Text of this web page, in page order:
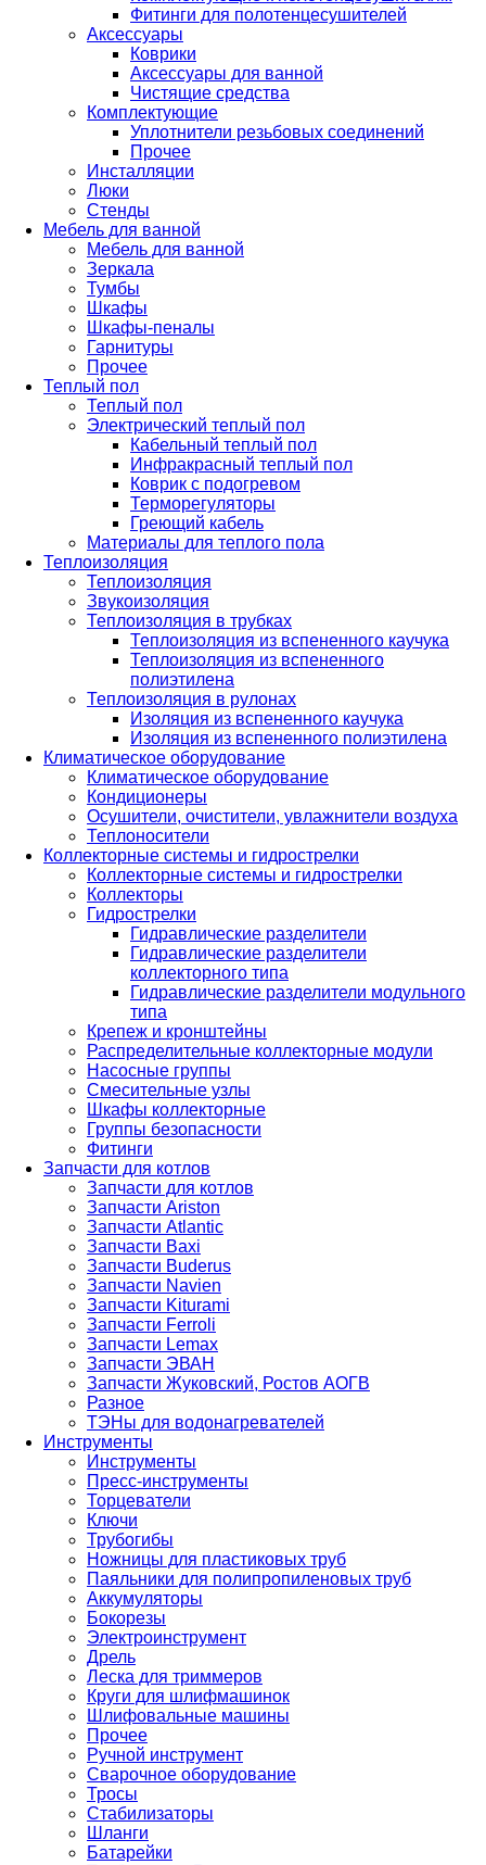
Фитинги для полотенцесушителей
Аксессуары
Коврики
Аксессуары для ванной
Чистящие средства
Комплектующие
Уплотнители резьбовых соединений
Прочее
Инсталляции
Люки
Стенды
Мебель для ванной
Мебель для ванной
Зеркала
Тумбы
Шкафы
Шкафы-пеналы
Гарнитуры
Прочее
Теплый пол
Теплый пол
Электрический теплый пол
Кабельный теплый пол
Инфракрасный теплый пол
Коврик с подогревом
Терморегуляторы
Греющий кабель
Материалы для теплого пола
Теплоизоляция
Теплоизоляция
Звукоизоляция
Теплоизоляция в трубках
Теплоизоляция из вспененного каучука
Теплоизоляция из вспененного
полиэтилена
Теплоизоляция в рулонах
Изоляция из вспененного каучука
Изоляция из вспененного полиэтилена
Климатическое оборудование
Климатическое оборудование
Кондиционеры
Осушители, очистители, увлажнители воздуха
Теплоносители
Коллекторные системы и гидрострелки
Коллекторные системы и гидрострелки
Коллекторы
Гидрострелки
Гидравлические разделители
Гидравлические разделители
коллекторного типа
Гидравлические разделители модульного
типа
Крепеж и кронштейны
Распределительные коллекторные модули
Насосные группы
Смесительные узлы
Шкафы коллекторные
Группы безопасности
Фитинги
Запчасти для котлов
Запчасти для котлов
Запчасти Ariston
Запчасти Atlantic
Запчасти Baxi
Запчасти Buderus
Запчасти Navien
Запчасти Kiturami
Запчасти Ferroli
Запчасти Lemax
Запчасти ЭВАН
Запчасти Жуковский, Ростов АОГВ
Разное
ТЭНы для водонагревателей
Инструменты
Инструменты
Пресс-инструменты
Торцеватели
Ключи
Трубогибы
Ножницы для пластиковых труб
Паяльники для полипропиленовых труб
Аккумуляторы
Бокорезы
Электроинструмент
Дрель
Леска для триммеров
Круги для шлифмашинок
Шлифовальные машины
Прочее
Ручной инструмент
Сварочное оборудование
Тросы
Стабилизаторы
Шланги
Батарейки